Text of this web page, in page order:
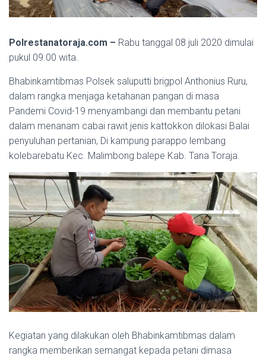
Polrestanatoraja.com – Rabu tanggal 08 juli 2020 dimulai
pukul 09.00 wita.
Bhabinkamtibmas Polsek saluputti brigpol Anthonius Ruru,
dalam rangka menjaga ketahanan pangan di masa
Pandemi Covid-19 menyambangi dan membantu petani
dalam menanam cabai rawit jenis kattokkon dilokasi Balai
penyuluhan pertanian, Di kampung parappo lembang
kolebarebatu Kec. Malimbong balepe Kab. Tana Toraja.
Kegiatan yang dilakukan oleh Bhabinkamtibmas dalam
rangka memberikan semangat kepada petani dimasa